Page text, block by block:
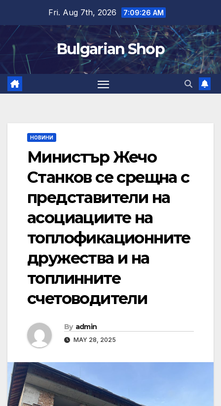
content
Fri. Aug 7th, 2026 7:09:26 AM
Bulgarian Shop
НОВИНИ
Министър Жечо
Станков се срещна с
представители на
асоциациите на
топлофикационните
дружества и на
топлинните
счетоводители
By admin
MAY 28, 2025